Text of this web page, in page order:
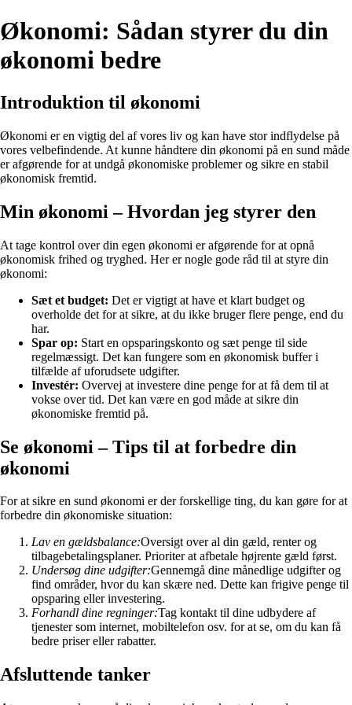
Økonomi: Sådan styrer du din
økonomi bedre
Introduktion til økonomi
Økonomi er en vigtig del af vores liv og kan have stor indflydelse på
vores velbefindende. At kunne håndtere din økonomi på en sund måde
er afgørende for at undgå økonomiske problemer og sikre en stabil
økonomisk fremtid.
Min økonomi – Hvordan jeg styrer den
At tage kontrol over din egen økonomi er afgørende for at opnå
økonomisk frihed og tryghed. Her er nogle gode råd til at styre din
økonomi:
Sæt et budget: Det er vigtigt at have et klart budget og
overholde det for at sikre, at du ikke bruger flere penge, end du
har.
Spar op: Start en opsparingskonto og sæt penge til side
regelmæssigt. Det kan fungere som en økonomisk buffer i
tilfælde af uforudsete udgifter.
Investér: Overvej at investere dine penge for at få dem til at
vokse over tid. Det kan være en god måde at sikre din
økonomiske fremtid på.
Se økonomi – Tips til at forbedre din
økonomi
For at sikre en sund økonomi er der forskellige ting, du kan gøre for at
forbedre din økonomiske situation:
Lav en gældsbalance:Oversigt over al din gæld, renter og
tilbagebetalingsplaner. Prioriter at afbetale højrente gæld først.
Undersøg dine udgifter:Gennemgå dine månedlige udgifter og
find områder, hvor du kan skære ned. Dette kan frigive penge til
opsparing eller investering.
Forhandl dine regninger:Tag kontakt til dine udbydere af
tjenester som internet, mobiltelefon osv. for at se, om du kan få
bedre priser eller rabatter.
Afsluttende tanker